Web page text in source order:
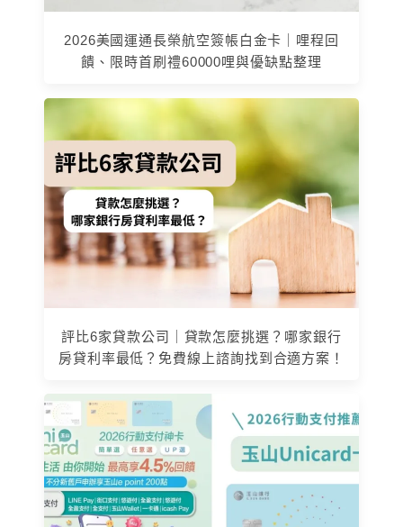
2026美國運通長榮航空簽帳白金卡｜哩程回
饋、限時首刷禮60000哩與優缺點整理
評比6家貸款公司｜貸款怎麼挑選？哪家銀行
房貸利率最低？免費線上諮詢找到合適方案！